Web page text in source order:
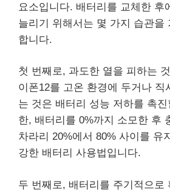
요소입니다. 배터리를 교체한 후
늘리기 위해서는 몇 가지 습관을
합니다.
첫 번째로, 과도한 열을 피하는
이폰12를 고온 환경에 두거나 직
는 것은 배터리 성능 저하를 촉
한, 배터리를 0%까지 소모한 후
차라리 20%에서 80% 사이를 유
강한 배터리 사용법입니다.
두 번째로, 배터리를 주기적으로